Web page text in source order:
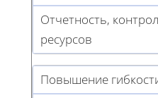
Отчетность,
ресурсов
Повышение